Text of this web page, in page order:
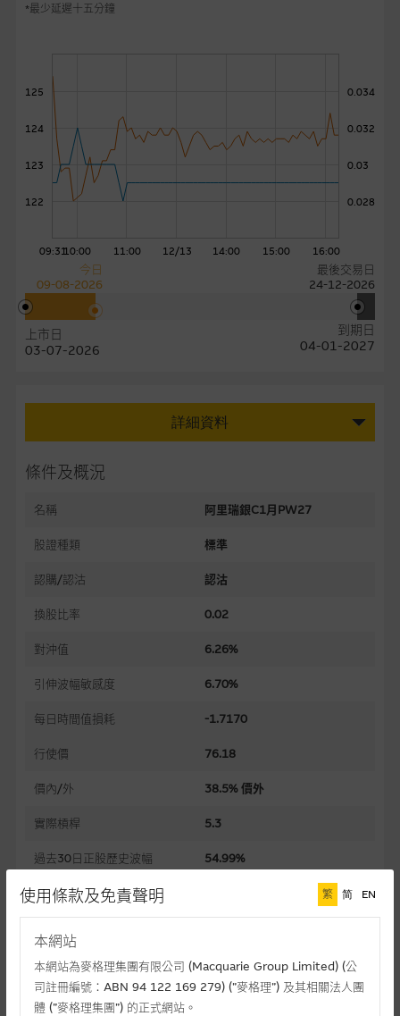
*最少延遲十五分鐘
09:3110:00 11:00 12/13 14:00 15:00 16:00
0.028
0.03
0.032
0.034
122
123
124
125
上市日
03-07-2026
今日
09-08-2026
最後交易日
24-12-2026
到期日
04-01-2027
詳細資料
條件及概況
名稱 阿里瑞銀C1月PW27
股證種類 標準
認購/認沽 認沽
換股比率 0.02
對沖值 6.26%
引伸波幅敏感度 6.70%
每日時間值損耗 -1.7170
行使價 76.18
價內/外 38.5% 價外
實際槓桿 5.3
過去30日正股歷史波幅 54.99%
槓桿比率
引伸波幅 57.24%
到期日(日-月-年) 04/01/2027
使用條款及免責聲明 繁 简 EN
本網站
本網站為麥格理集團有限公司 (Macquarie Group Limited) (公
司註冊編號：ABN 94 122 169 279) (”麥格理”) 及其相關法人團
體 (”麥格理集團”) 的正式網站。